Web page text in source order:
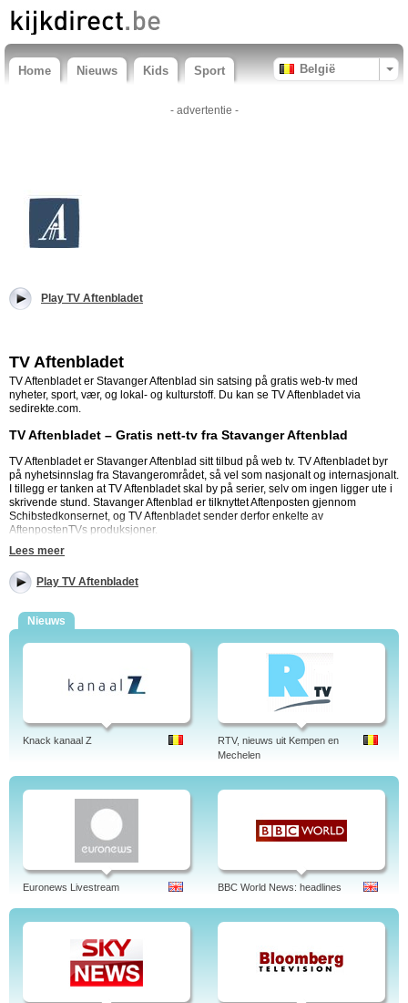
Home Nieuws Kids Sport België
- advertentie -
Play TV Aftenbladet
TV Aftenbladet
TV Aftenbladet er Stavanger Aftenblad sin satsing på gratis web-tv med
nyheter, sport, vær, og lokal- og kulturstoff. Du kan se TV Aftenbladet via
sedirekte.com.
TV Aftenbladet – Gratis nett-tv fra Stavanger Aftenblad
TV Aftenbladet er Stavanger Aftenblad sitt tilbud på web tv. TV Aftenbladet byr
på nyhetsinnslag fra Stavangerområdet, så vel som nasjonalt og internasjonalt.
I tillegg er tanken at TV Aftenbladet skal by på serier, selv om ingen ligger ute i
skrivende stund. Stavanger Aftenblad er tilknyttet Aftenposten gjennom
Schibstedkonsernet, og TV Aftenbladet sender derfor enkelte av
AftenpostenTVs produksjoner.
Innhold i TV Aftenbladet
TV Aftenbladet deler videoreportasjene sine opp i nyheter, lokalt, nytte (i
realiteten AftenpostenTV sin Hjemmefikserne), serier (Hjemmefikserne igjen),
live (som ikke er aktiv), energi, skiskole, og sprek. Sistnevnte samler TV
Aftenbladet sitt fokus på trim og helse. TV Aftenbladet sitt sterkeste kort, i tillegg
til lokalnyheter, er uten tvil energireportasjene. Stavanger er Norges
oljehovedstad, og Stavanger Aftenblad har bygget opp en veldig sterk
energiredaksjon. Dette gir også tyngde til TV Aftenbladet sin energidekning.
TV Aftenbladet som gratis internett tv
TV Aftenbladet sender sjelden direkte. I stedet ligger videoreportasjene til TV
Aftenbladet ute, og du kan selv velge hvilke du vil se. Enkelte av videoene til
Aftenbladet TV innledes av reklame. TV Aftenbladet er gratis og tilgjengelig
overalt, men Stavanger Aftenblad på nett har nettopp vært gjennom en større
norske kommentarer.
TV Aftenbladet - De siste nyhetene kan ses via nye online videoer. Nyheter fra
Stavanger, Norge og verden. Stavnger Aftenbladet TV.
Tags: tv aftenbladet, aftenbladet tv guide, aftenbladet web tv, aftenbladet nett tv,
aftenbladet no, web tv, wordfeud, tv guide, distribusjon, tv, tv vest aftenbladet,
webkamera, se, trykk, quiz, bursdagshilsen, arkiv, tv aftenbladet, norge, norsk.
Lees meer
Play TV Aftenbladet
Nieuws
Knack kanaal Z
RTV, nieuws uit Kempen en
Mechelen
Euronews Livestream BBC World News: headlines